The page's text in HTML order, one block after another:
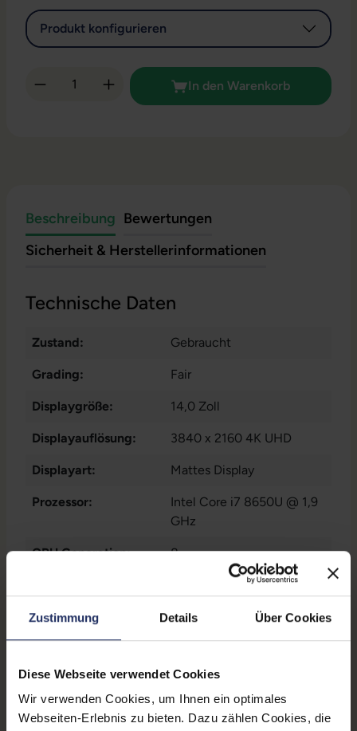
Zustimmung Details Über Cookies
Diese Webseite verwendet Cookies
Wir verwenden Cookies, um Ihnen ein optimales
Webseiten-Erlebnis zu bieten. Dazu zählen Cookies, die
Produkt konfigurieren
Produkt Anzahl: Gib den gewünschten
In den Warenkorb
Beschreibung Bewertungen
Sicherheit & Herstellerinformationen
Technische Daten
Zustand: Gebraucht
Grading: Fair
Displaygröße: 14,0 Zoll
Displayauflösung: 3840 x 2160 4K UHD
Displayart: Mattes Display
Prozessor:
Intel Core i7 8650U @ 1,9
GHz
CPU Generation: 8
Datenspeicher: 500 GB SSD
Webcam: Ja
LTE: Nein